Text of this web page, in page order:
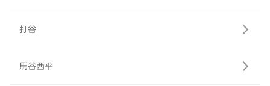
打谷
馬谷西平